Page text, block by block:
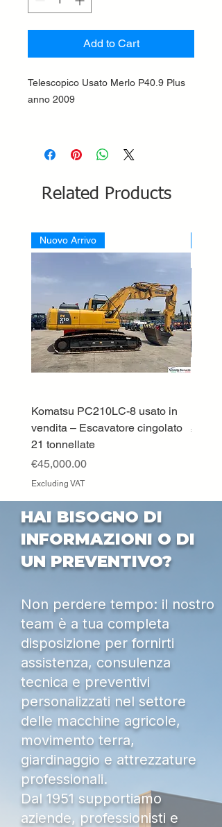
Add to Cart
Telescopico Usato Merlo P40.9 Plus
anno 2009
Related Products
Nuovo Arrivo
Komatsu PC210LC-8 usato in
vendita – Escavatore cingolato
21 tonnellate
Price
€45,000.00
Excluding VAT
Price
HAI BISOGNO DI
INFORMAZIONI O DI
UN PREVENTIVO?
Non perdere tempo: il nostro
team è a tua completa
disposizione per fornirti
assistenza, consulenza
tecnica e preventivi
personalizzati nel settore
delle macchine agricole,
movimento terra,
giardinaggio e attrezzature
professionali.
Dal 1951 supportiamo
aziende, professionisti e